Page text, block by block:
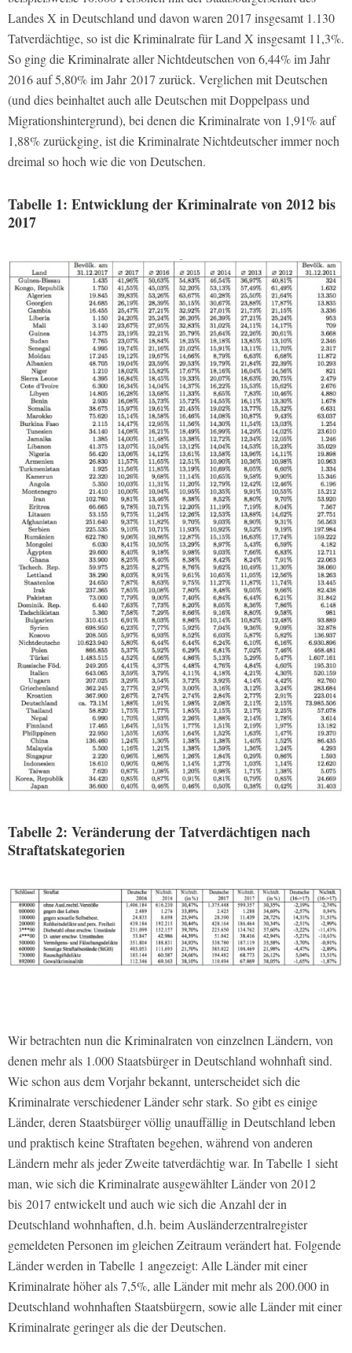
Landes X in Deutschland und davon waren 2017 insgesamt 1.130
Tatverdächtige, so ist die Kriminalrate für Land X insgesamt 11,3%.
So ging die Kriminalrate aller Nichtdeutschen von 6,44% im Jahr
2016 auf 5,80% im Jahr 2017 zurück. Verglichen mit Deutschen
(und dies beinhaltet auch alle Deutschen mit Doppelpass und
Migrationshintergrund), bei denen die Kriminalrate von 1,91% auf
1,88% zurückging, ist die Kriminalrate Nichtdeutscher immer noch
dreimal so hoch wie die von Deutschen.
Tabelle 1: Entwicklung der Kriminalrate von 2012 bis
2017
Tabelle 2: Veränderung der Tatverdächtigen nach
Straftatskategorien
Wir betrachten nun die Kriminalraten von einzelnen Ländern, von
denen mehr als 1.000 Staatsbürger in Deutschland wohnhaft sind.
Wie schon aus dem Vorjahr bekannt, unterscheidet sich die
Kriminalrate verschiedener Länder sehr stark. So gibt es einige
Länder, deren Staatsbürger völlig unauffällig in Deutschland leben
und praktisch keine Straftaten begehen, während von anderen
Ländern mehr als jeder Zweite tatverdächtig war. In Tabelle 1 sieht
man, wie sich die Kriminalrate ausgewählter Länder von 2012
bis 2017 entwickelt und auch wie sich die Anzahl der in
Deutschland wohnhaften, d.h. beim Ausländerzentralregister
gemeldeten Personen im gleichen Zeitraum verändert hat. Folgende
Länder werden in Tabelle 1 angezeigt: Alle Länder mit einer
Kriminalrate höher als 7,5%, alle Länder mit mehr als 200.000 in
Deutschland wohnhaften Staatsbürgern, sowie alle Länder mit einer
Kriminalrate geringer als die der Deutschen.